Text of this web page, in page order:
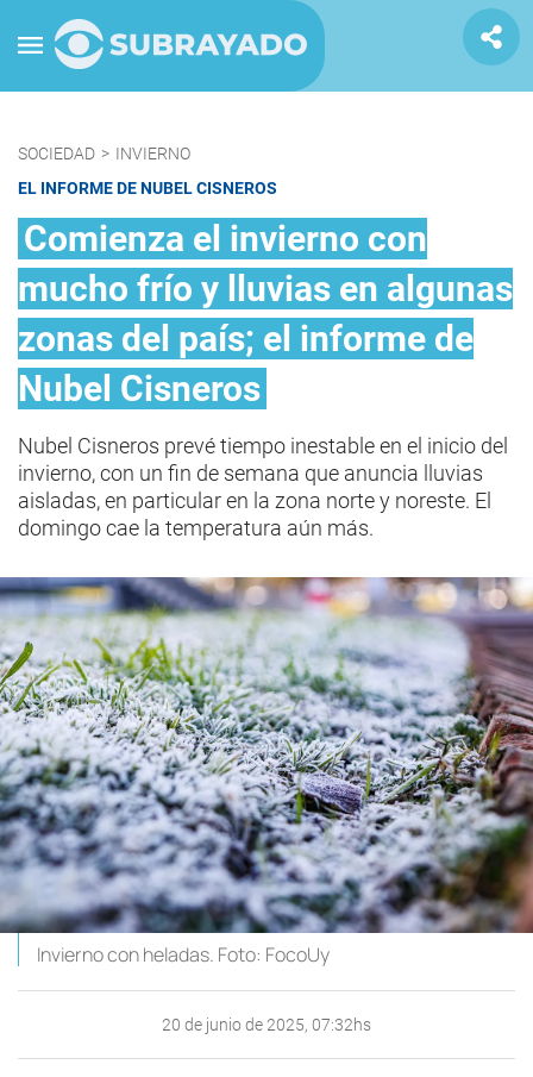
SOCIEDAD > INVIERNO
EL INFORME DE NUBEL CISNEROS
Comienza el invierno con
mucho frío y lluvias en algunas
zonas del país; el informe de
Nubel Cisneros
Nubel Cisneros prevé tiempo inestable en el inicio del
invierno, con un fin de semana que anuncia lluvias
aisladas, en particular en la zona norte y noreste. El
domingo cae la temperatura aún más.
Invierno con heladas. Foto: FocoUy
20 de junio de 2025, 07:32hs